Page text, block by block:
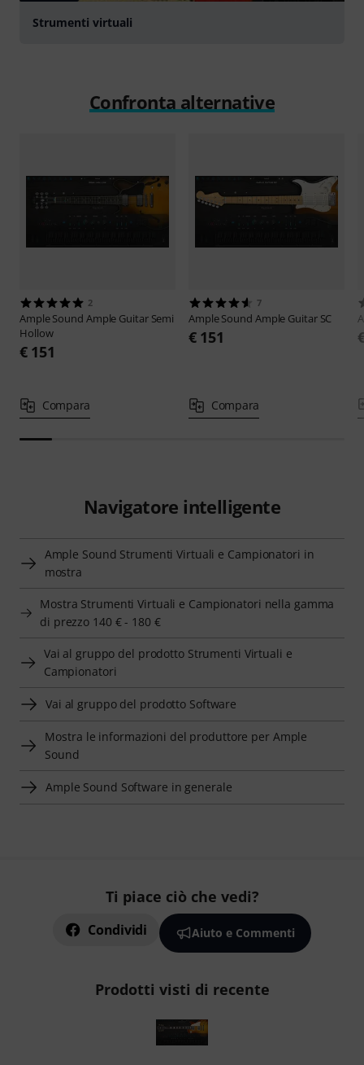
Strumenti virtuali
Confronta alternative
2
Ample Sound Ample Guitar Semi
Hollow
€ 151
Compara
7
Ample Sound Ample Guitar SC
€ 151
Compara
Navigatore intelligente
Ample Sound Strumenti Virtuali e Campionatori in
mostra
Mostra Strumenti Virtuali e Campionatori nella gamma
di prezzo 140 € - 180 €
Vai al gruppo del prodotto Strumenti Virtuali e
Campionatori
Vai al gruppo del prodotto Software
Mostra le informazioni del produttore per Ample
Sound
Ample Sound Software in generale
Ti piace ciò che vedi?
Condividi Aiuto e Commenti
Prodotti visti di recente